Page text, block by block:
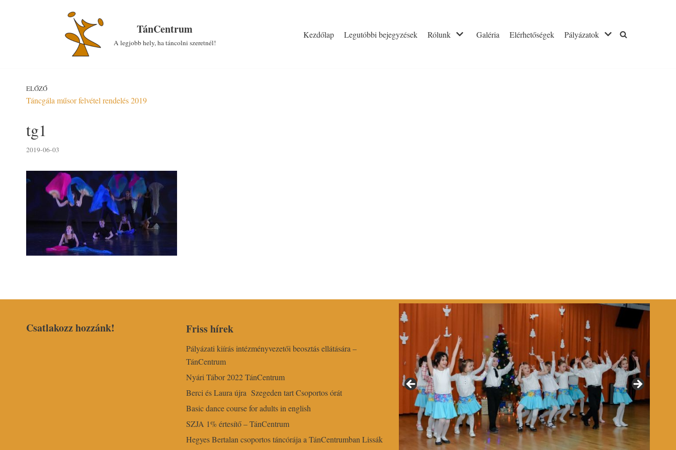
TánCentrum
A legjobb hely, ha táncolni szeretnél!
Kezdőlap Legutóbbi bejegyzések Rólunk Galéria Elérhetőségek Pályázatok
ELŐZŐ
Táncgála műsor felvétel rendelés 2019
tg1
2019-06-03
Csatlakozz hozzánk! Friss hírek
Pályázati kiírás intézményvezetői beosztás ellátására –
TánCentrum
Nyári Tábor 2022 TánCentrum
Berci és Laura újra Szegeden tart Csoportos órát
Basic dance course for adults in english
SZJA 1% értesítő – TánCentrum
Hegyes Bertalan csoportos táncórája a TánCentrumban Lissák